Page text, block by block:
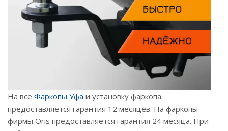
На все Фаркопы Уфа и установку фаркопа
предоставляется гарантия 12 месяцев. На фаркопы
фирмы Oris предоставляется гарантия 24 месяца. При